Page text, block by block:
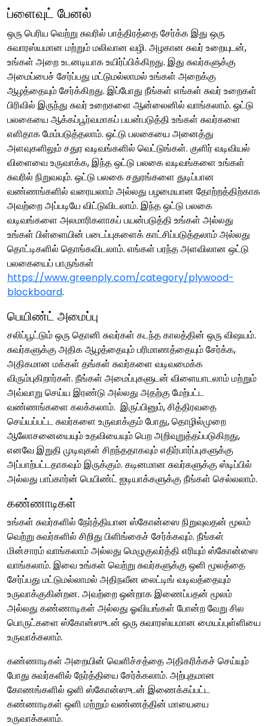
ப்ளைவுட் பேனல்
ஒரு பெரிய வெற்று சுவரில் பாத்திரத்தை சேர்க்க இது ஒரு
சுவாரஸ்யமான மற்றும் மலிவான வழி. அழகான சுவர் உறையுடன்,
உங்கள் அறை உடனடியாக உயிர்ப்பிக்கிறது. இது சுவர்களுக்கு
அமைப்பைச் சேர்ப்பது மட்டுமல்லாமல் உங்கள் அறைக்கு
ஆழத்தையும் சேர்க்கிறது. இப்போது நீங்கள் எங்கள் சுவர் உறைகள்
பிரிவில் இருந்து சுவர் உறைகளை ஆன்லைனில் வாங்கலாம். ஒட்டு
பலகையை ஆக்கப்பூர்வமாகப் பயன்படுத்தி உங்கள் சுவர்களை
எளிதாக மேம்படுத்தலாம். ஒட்டு பலகையை அனைத்து
அளவுகளிலும் சதுர வடிவங்களில் வெட்டுங்கள். குளிர் வடிவியல்
விளைவை உருவாக்க, இந்த ஒட்டு பலகை வடிவங்களை உங்கள்
சுவரில் நிறுவவும். ஒட்டு பலகை சதுரங்களை துடிப்பான
வண்ணங்களில் வரையலாம் அல்லது பழமையான தோற்றத்திற்காக
அவற்றை அப்படியே விட்டுவிடலாம். இந்த ஒட்டு பலகை
வடிவங்களை அலமாரிகளாகப் பயன்படுத்தி உங்கள் அல்லது
உங்கள் பிள்ளையின் படைப்புகளைக் காட்சிப்படுத்தலாம் அல்லது
தொட்டிகளில் தொங்கவிடலாம். எங்கள் பரந்த அளவிலான ஒட்டு
பலகையைப் பாருங்கள்
https://www.greenply.com/category/plywood-
blockboard.
பெயிண்ட் அமைப்பு
சலிப்பூட்டும் ஒரு தொனி சுவர்கள் கடந்த காலத்தின் ஒரு விஷயம்.
சுவர்களுக்கு அதிக ஆழத்தையும் பரிமாணத்தையும் சேர்க்க,
அதிகமான மக்கள் தங்கள் சுவர்களை வடிவமைக்க
விரும்புகிறார்கள். நீங்கள் அமைப்புகளுடன் விளையாடலாம் மற்றும்
அவ்வாறு செய்ய இரண்டு அல்லது அதற்கு மேற்பட்ட
வண்ணங்களை கலக்கலாம். இருப்பினும், சித்திரவதை
செய்யப்பட்ட சுவர்களை உருவாக்கும் போது, ​​தொழில்முறை
ஆலோசனையையும் உதவியையும் பெற அறிவுறுத்தப்படுகிறது,
எனவே இறுதி முடிவுகள் சிறந்ததாகவும் எதிர்பார்ப்புகளுக்கு
அப்பாற்பட்டதாகவும் இருக்கும். கடினமான சுவர்களுக்கு ஸ்டிப்பில்
அல்லது பாப்கார்ன் பெயிண்ட் ஐடியாக்களுக்கு நீங்கள் செல்லலாம்.
கண்ணாடிகள்
உங்கள் சுவர்களில் நேர்த்தியான ஸ்கோன்ஸை நிறுவுவதன் மூலம்
வெற்று சுவர்களில் சிறிது பிளிங்கைச் சேர்க்கவும். நீங்கள்
மின்சாரம் வாங்கலாம் அல்லது மெழுகுவர்த்தி எரியும் ஸ்கோன்ஸை
வாங்கலாம். இவை உங்கள் வெற்று சுவர்களுக்கு ஒளி மூலத்தை
சேர்ப்பது மட்டுமல்லாமல் அதிநவீன லைட்டிங் வடிவத்தையும்
உருவாக்குகின்றன. அவற்றை ஒன்றாக இணைப்பதன் மூலம்
அல்லது கண்ணாடிகள் அல்லது ஓவியங்கள் போன்ற வேறு சில
பொருட்களை ஸ்கோன்ஸுடன் ஒரு சுவாரஸ்யமான மையப்புள்ளியை
உருவாக்கலாம்.
கண்ணாடிகள் அறையின் வெளிச்சத்தை அதிகரிக்கச் செய்யும்
போது சுவர்களில் நேர்த்தியை சேர்க்கலாம். அற்புதமான
கோணங்களில் ஒளி ஸ்கோன்ஸுடன் இணைக்கப்பட்ட
கண்ணாடிகள் ஒளி மற்றும் வண்ணத்தின் மாயையை
உருவாக்கலாம்.